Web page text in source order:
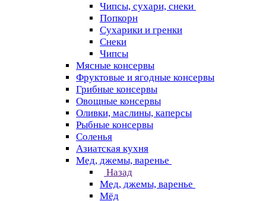
Чипсы, сухари, снеки
Попкорн
Сухарики и гренки
Снеки
Чипсы
Мясные консервы
Фруктовые и ягодные консервы
Грибные консервы
Овощные консервы
Оливки, маслины, каперсы
Рыбные консервы
Соленья
Азиатская кухня
Мед, джемы, варенье
Назад
Мед, джемы, варенье
Мёд